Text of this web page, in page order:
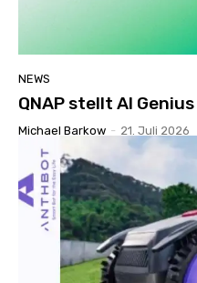
NEWS
QNAP stellt AI
Michael Barkow - 21. Juli 2026